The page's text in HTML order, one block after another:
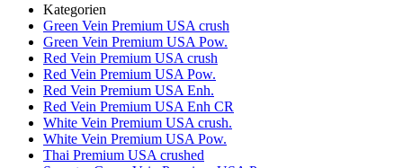
Kategorien
Green Vein Premium USA crush
Green Vein Premium USA Pow.
Red Vein Premium USA crush
Red Vein Premium USA Pow.
Red Vein Premium USA Enh.
Red Vein Premium USA Enh CR
White Vein Premium USA crush.
White Vein Premium USA Pow.
Thai Premium USA crushed